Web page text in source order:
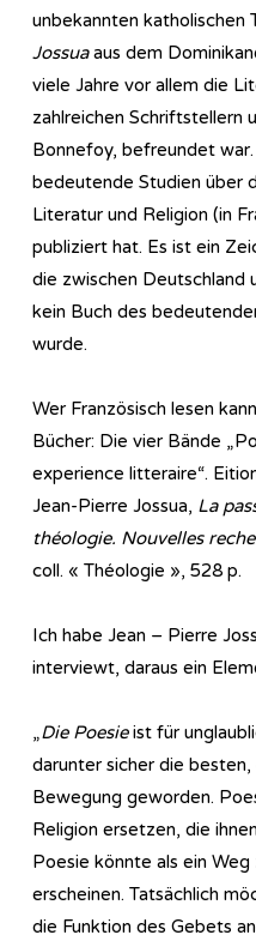
unbekannten katholischen
Jossuaaus dem
viele Jahre vor allem die
zahlreichen Schriftstellern
Bonnefoy, befreundet
bedeutende Studien über
Literatur und Religion (in
publiziert hat. Es ist ein
die zwischen Deutschland
kein Buch des
wurde.
Wer Französisch lesen
Bücher: Die vier Bände
experience litteraire“.
Jean-Pierre Jossua, La
théologie. Nouvelles
coll. « Théologie », 528 p.
Ich habe Jean – Pierre
interviewt, daraus ein
„Die Poesieist für
darunter sicher die
Bewegung geworden.
Religion ersetzen, die
Poesie könnte als ein
erscheinen. Tatsächlich
die Funktion des Gebets